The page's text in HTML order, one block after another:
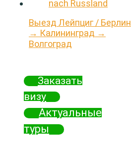
Выезд Лейпциг / Берлин
→ Калининград →
Волгоград
Заказать
визу
Актуальные
туры